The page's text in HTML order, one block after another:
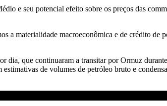
e seu potencial efeito sobre os preços das
a materialidade macroeconômica e de crédito de
dia, que continuaram a transitar por Ormuz
de volumes de petróleo bruto e